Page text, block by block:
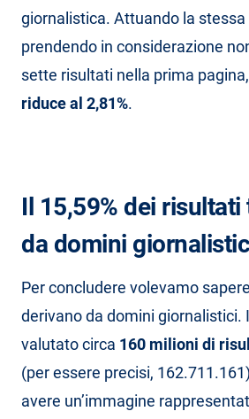
giornalistica. Attuando la
prendendo in considerazione
sette risultati nella prima
riduce al 2,81%.
Il 15,59% dei
da domini
Per concludere volevamo
derivano da domini giornalistici.
valutato circa 160 milioni di
(per essere precisi,
avere un’immagine